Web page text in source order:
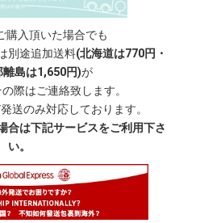
購入頂いた場合でも
別途追加送料(北海道は770円・
島は1,650円)が
際はご連絡致します。
送のみ対応しております。
合は下記サービスをご利用下さ
い。